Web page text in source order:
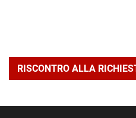
RISCONTRO ALLA